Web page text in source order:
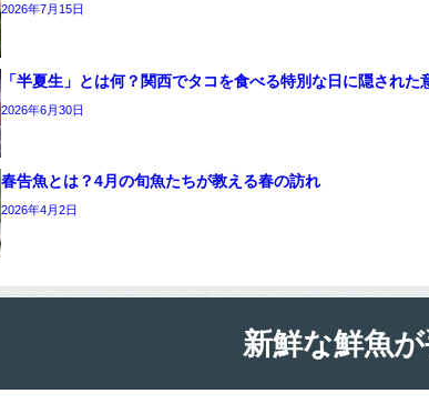
2026年7月15日
「半夏生」とは何？関西でタコを食べる特別な日に隠された
2026年6月30日
春告魚とは？4月の旬魚たちが教える春の訪れ
2026年4月2日
新鮮な鮮魚